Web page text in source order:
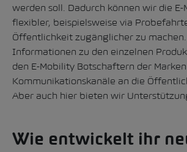
werden soll. Dadurch können wir die
flexibler, beispielsweise via
Öffentlichkeit zugänglicher zu
Informationen zu den einzelnen
den E-Mobility Botschaftern der
Kommunikationskanäle an die
Aber auch hier bieten wir
Wie entwickelt ihr